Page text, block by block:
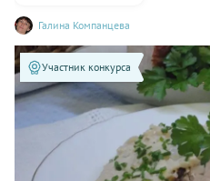
Галина Компанцева
Участник конкурса